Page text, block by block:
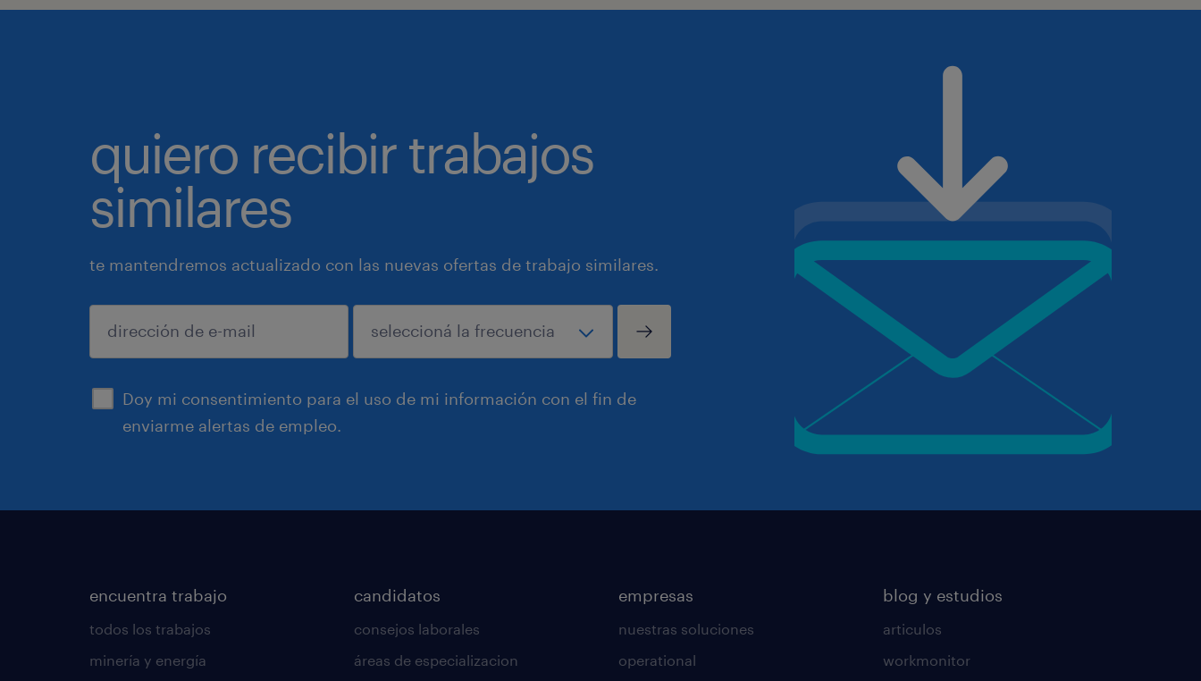
quiero recibir trabajos
similares
te mantendremos actualizado con las nuevas ofertas de trabajo similares.
Doy mi consentimiento para el uso de mi información con el fin de
enviarme alertas de empleo.
enviar
encuentra trabajo
todos los trabajos
minería y energía
candidatos
consejos laborales
áreas de especializacion
empresas
nuestras soluciones
operational
blog y estudios
articulos
workmonitor